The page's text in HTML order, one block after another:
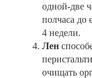
одной-две
полчаса до
4 недели.
Лен
очищать